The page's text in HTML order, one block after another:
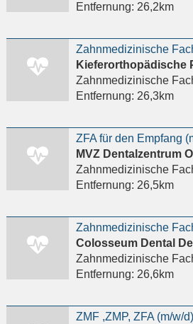
Entfernung: 26,2km
Zahnmedizinische
Entfernung: 26,3km
ZFA für den Empfang
MVZ Dentalzentrum
Zahnmedizinische
Entfernung: 26,5km
Colosseum Dental
Zahnmedizinische
Entfernung: 26,6km
ZMF ,ZMP, ZFA (m/w/